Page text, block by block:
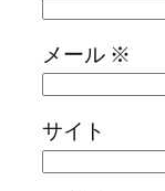
メール ※
サイト